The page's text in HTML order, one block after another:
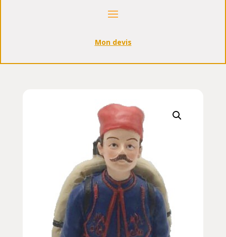
Mon devis